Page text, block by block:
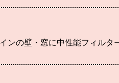
ンの壁・窓に中性能フィルタ